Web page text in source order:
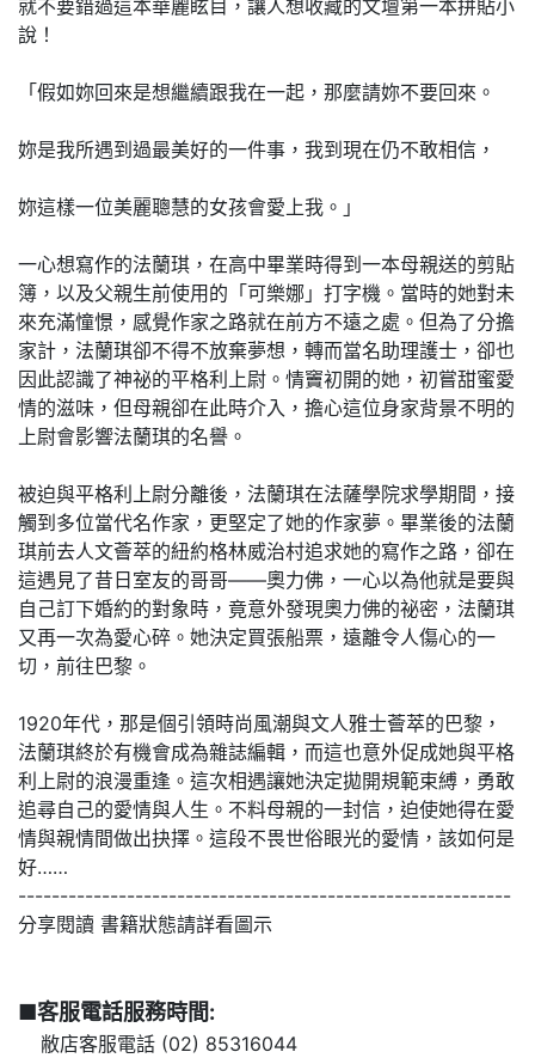
就不要錯過這本華麗眩目，讓人想收藏的文壇第一本拼貼小
說！
「假如妳回來是想繼續跟我在一起，那麼請妳不要回來。
妳是我所遇到過最美好的一件事，我到現在仍不敢相信，
妳這樣一位美麗聰慧的女孩會愛上我。」
一心想寫作的法蘭琪，在高中畢業時得到一本母親送的剪貼
簿，以及父親生前使用的「可樂娜」打字機。當時的她對未
來充滿憧憬，感覺作家之路就在前方不遠之處。但為了分擔
家計，法蘭琪卻不得不放棄夢想，轉而當名助理護士，卻也
因此認識了神祕的平格利上尉。情竇初開的她，初嘗甜蜜愛
情的滋味，但母親卻在此時介入，擔心這位身家背景不明的
上尉會影響法蘭琪的名譽。
被迫與平格利上尉分離後，法蘭琪在法薩學院求學期間，接
觸到多位當代名作家，更堅定了她的作家夢。畢業後的法蘭
琪前去人文薈萃的紐約格林威治村追求她的寫作之路，卻在
這遇見了昔日室友的哥哥——奧力佛，一心以為他就是要與
自己訂下婚約的對象時，竟意外發現奧力佛的祕密，法蘭琪
又再一次為愛心碎。她決定買張船票，遠離令人傷心的一
切，前往巴黎。
1920年代，那是個引領時尚風潮與文人雅士薈萃的巴黎，
法蘭琪終於有機會成為雜誌編輯，而這也意外促成她與平格
利上尉的浪漫重逢。這次相遇讓她決定拋開規範束縛，勇敢
追尋自己的愛情與人生。不料母親的一封信，迫使她得在愛
情與親情間做出抉擇。這段不畏世俗眼光的愛情，該如何是
好……
-----------------------------------------------------------
分享閱讀 書籍狀態請詳看圖示
■客服電話服務時間:
敝店客服電話 (02) 85316044